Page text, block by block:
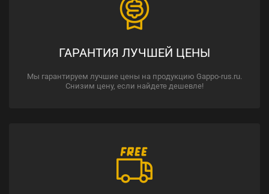
ГАРАНТИЯ ЛУЧШЕЙ ЦЕНЫ
Мы гарантируем лучшие цены на продукцию Gappo-rus.ru.
Снизим цену, если найдете дешевле!